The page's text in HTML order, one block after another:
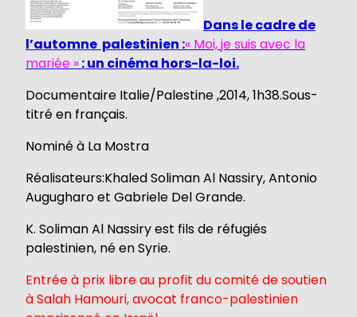
Dans le cadre de
l’automne palestinien :« Moi, je suis avec la
mariée »: un cinéma hors-la-loi.
Documentaire Italie/Palestine ,2014, 1h38.Sous-
titré en français.
Nominé à La Mostra
Réalisateurs:Khaled Soliman Al Nassiry, Antonio
Augugharo et Gabriele Del Grande.
K. Soliman Al Nassiry est fils de réfugiés
palestinien, né en Syrie.
Entrée à prix libre au profit du comité de soutien
à Salah Hamouri, avocat franco-palestinien